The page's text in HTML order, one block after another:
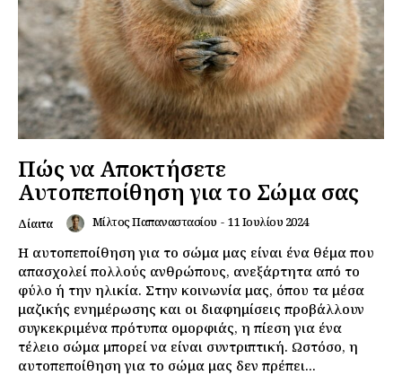
Πώς να Αποκτήσετε
Αυτοπεποίθηση για το Σώμα σας
Δίαιτα Μίλτος Παπαναστασίου - 11 Ιουλίου 2024
Η αυτοπεποίθηση για το σώμα μας είναι ένα θέμα που
απασχολεί πολλούς ανθρώπους, ανεξάρτητα από το
φύλο ή την ηλικία. Στην κοινωνία μας, όπου τα μέσα
μαζικής ενημέρωσης και οι διαφημίσεις προβάλλουν
συγκεκριμένα πρότυπα ομορφιάς, η πίεση για ένα
τέλειο σώμα μπορεί να είναι συντριπτική. Ωστόσο, η
αυτοπεποίθηση για το σώμα μας δεν πρέπει...